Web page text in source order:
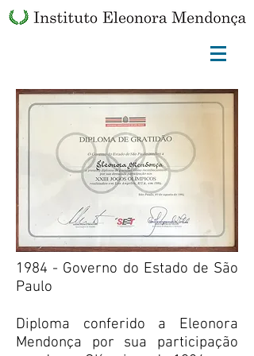
1984 - Governo do Estado de São
Paulo
Diploma conferido a Eleonora
Mendonça por sua participação